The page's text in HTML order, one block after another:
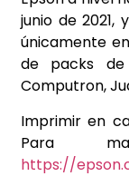
junio de 2021,
únicamente
de packs de
Computron,
Imprimir en
Para
https://